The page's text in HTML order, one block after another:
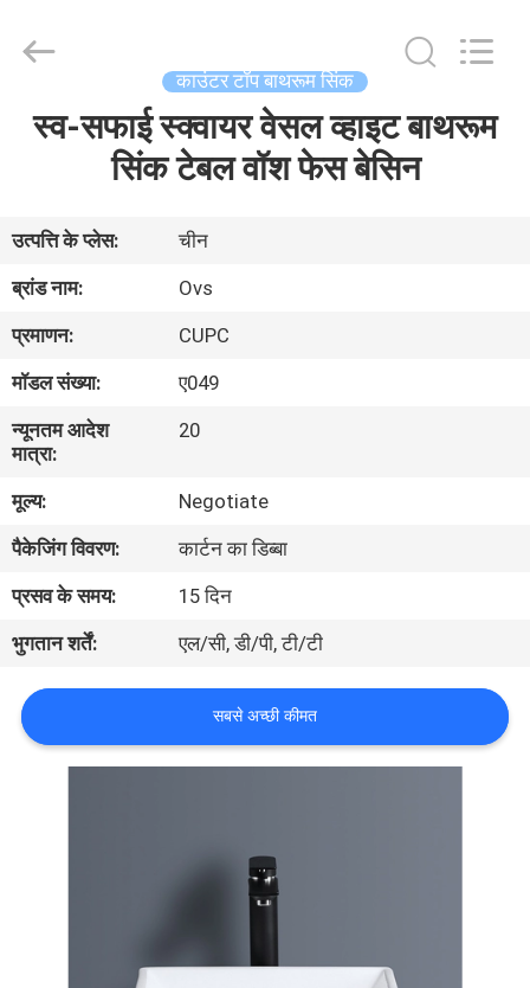
घर
हमारे
बारे
कारखाना
गुणवत्ता
नियंत्रण
करें
काउंटर टॉप बाथरूम सिंक
स्व-सफाई स्क्वायर वेसल व्हाइट बाथरूम
सिंक टेबल वॉश फेस बेसिन
उत्पत्ति के प्लेस:
चीन
ब्रांड नाम:
Ovs
प्रमाणन:
CUPC
मॉडल संख्या:
ए049
न्यूनतम आदेश
मात्रा:
20
मूल्य:
Negotiate
पैकेजिंग विवरण:
कार्टन का डिब्बा
प्रसव के समय:
15 दिन
भुगतान शर्तें:
एल/सी, डी/पी, टी/टी
सबसे अच्छी कीमत